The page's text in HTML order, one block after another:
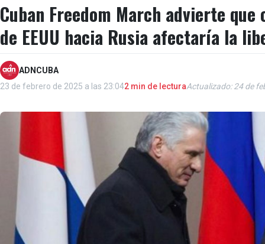
Cuban Freedom March advierte
de EEUU hacia Rusia afectaría la
ADNCUBA
23 de febrero de 2025 a las 23:042 min de lecturaActualizado: 24 de